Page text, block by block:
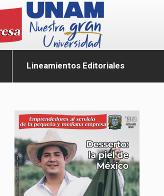
Lineamientos Editoriales